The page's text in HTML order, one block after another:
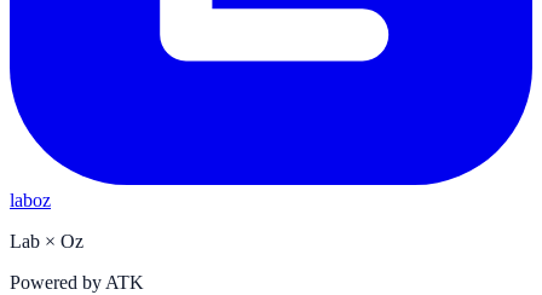
laboz
Lab × Oz
Powered by ATK